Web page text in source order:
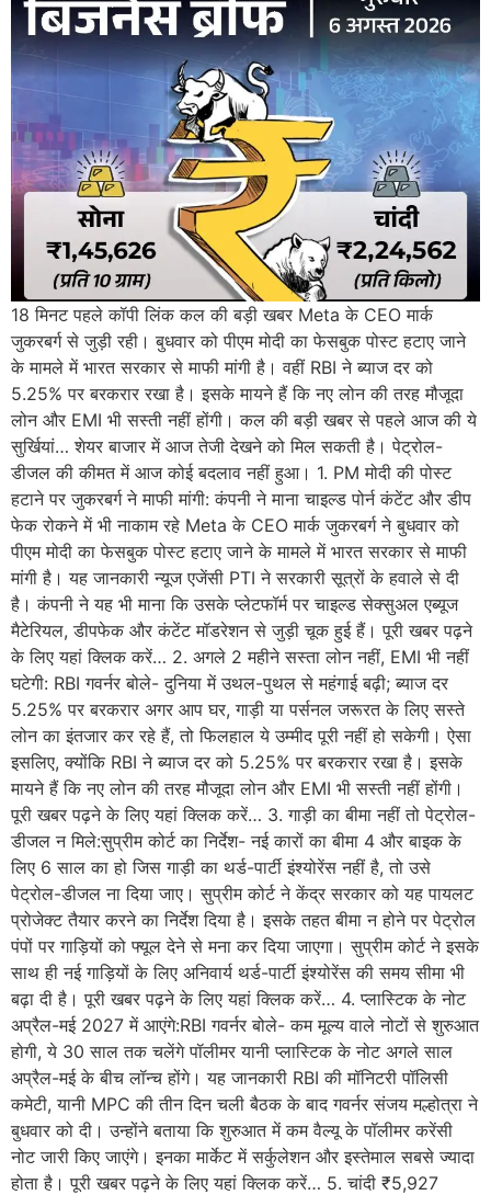
18 मिनट पहले कॉपी लिंक कल की बड़ी खबर Meta के CEO मार्क
जुकरबर्ग से जुड़ी रही। बुधवार को पीएम मोदी का फेसबुक पोस्ट हटाए जाने
के मामले में भारत सरकार से माफी मांगी है। वहीं RBI ने ब्याज दर को
5.25% पर बरकरार रखा है। इसके मायने हैं कि नए लोन की तरह मौजूदा
लोन और EMI भी सस्ती नहीं होंगी। कल की बड़ी खबर से पहले आज की ये
सुर्खियां… शेयर बाजार में आज तेजी देखने को मिल सकती है। पेट्रोल-
डीजल की कीमत में आज कोई बदलाव नहीं हुआ। 1. PM मोदी की पोस्ट
हटाने पर जुकरबर्ग ने माफी मांगी: कंपनी ने माना चाइल्ड पोर्न कंटेंट और डीप
फेक रोकने में भी नाकाम रहे Meta के CEO मार्क जुकरबर्ग ने बुधवार को
पीएम मोदी का फेसबुक पोस्ट हटाए जाने के मामले में भारत सरकार से माफी
मांगी है। यह जानकारी न्यूज एजेंसी PTI ने सरकारी सूत्रों के हवाले से दी
है। कंपनी ने यह भी माना कि उसके प्लेटफॉर्म पर चाइल्ड सेक्सुअल एब्यूज
मैटेरियल, डीपफेक और कंटेंट मॉडरेशन से जुड़ी चूक हुई हैं। पूरी खबर पढ़ने
के लिए यहां क्लिक करें… 2. अगले 2 महीने सस्ता लोन नहीं, EMI भी नहीं
घटेगी: RBI गवर्नर बोले- दुनिया में उथल-पुथल से महंगाई बढ़ी; ब्याज दर
5.25% पर बरकरार अगर आप घर, गाड़ी या पर्सनल जरूरत के लिए सस्ते
लोन का इंतजार कर रहे हैं, तो फिलहाल ये उम्मीद पूरी नहीं हो सकेगी। ऐसा
इसलिए, क्योंकि RBI ने ब्याज दर को 5.25% पर बरकरार रखा है। इसके
मायने हैं कि नए लोन की तरह मौजूदा लोन और EMI भी सस्ती नहीं होंगी।
पूरी खबर पढ़ने के लिए यहां क्लिक करें… 3. गाड़ी का बीमा नहीं तो पेट्रोल-
डीजल न मिले:सुप्रीम कोर्ट का निर्देश- नई कारों का बीमा 4 और बाइक के
लिए 6 साल का हो जिस गाड़ी का थर्ड-पार्टी इंश्योरेंस नहीं है, तो उसे
पेट्रोल-डीजल ना दिया जाए। सुप्रीम कोर्ट ने केंद्र सरकार को यह पायलट
प्रोजेक्ट तैयार करने का निर्देश दिया है। इसके तहत बीमा न होने पर पेट्रोल
पंपों पर गाड़ियों को फ्यूल देने से मना कर दिया जाएगा। सुप्रीम कोर्ट ने इसके
साथ ही नई गाड़ियों के लिए अनिवार्य थर्ड-पार्टी इंश्योरेंस की समय सीमा भी
बढ़ा दी है। पूरी खबर पढ़ने के लिए यहां क्लिक करें… 4. प्लास्टिक के नोट
अप्रैल-मई 2027 में आएंगे:RBI गवर्नर बोले- कम मूल्य वाले नोटों से शुरुआत
होगी, ये 30 साल तक चलेंगे पॉलीमर यानी प्लास्टिक के नोट अगले साल
अप्रैल-मई के बीच लॉन्च होंगे। यह जानकारी RBI की मॉनिटरी पॉलिसी
कमेटी, यानी MPC की तीन दिन चली बैठक के बाद गवर्नर संजय मल्होत्रा ने
बुधवार को दी। उन्होंने बताया कि शुरुआत में कम वैल्यू के पॉलीमर करेंसी
नोट जारी किए जाएंगे। इनका मार्केट में सर्कुलेशन और इस्तेमाल सबसे ज्यादा
होता है। पूरी खबर पढ़ने के लिए यहां क्लिक करें… 5. चांदी ₹5,927